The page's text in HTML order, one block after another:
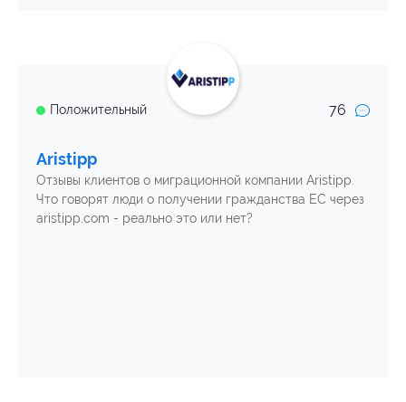
Положительный 76
Aristipp
Отзывы клиентов о миграционной компании Aristipp.
Что говорят люди о получении гражданства ЕС через
aristipp.com - реально это или нет?